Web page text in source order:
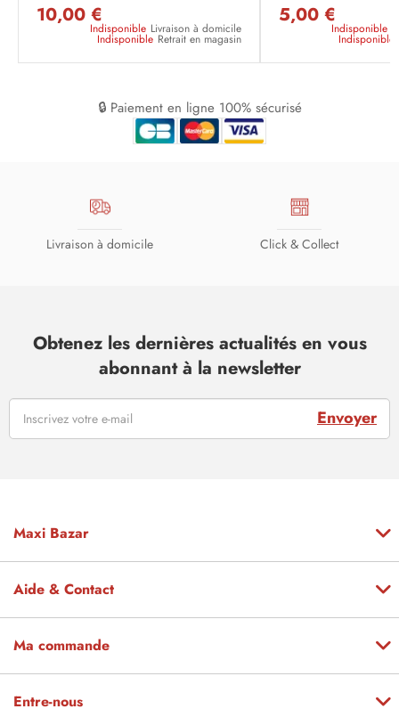
10,00 €
Indisponible Livraison à domicile
Indisponible Retrait en magasin
5,00 €
Indisponible
Indisponible
🔒 Paiement en ligne 100% sécurisé
Livraison à domicile Click & Collect
Obtenez les dernières actualités en vous
abonnant à la newsletter
Envoyer
Maxi Bazar
Aide & Contact
Ma commande
Entre-nous